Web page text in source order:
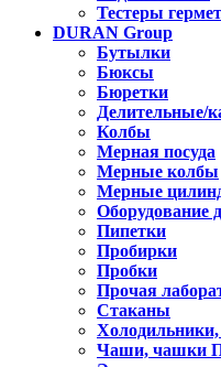
Тестеры
DURAN Group
Бутылки
Бюксы
Бюретки
Делительные/
Колбы
Мерная посуда
Мерные колбы
Мерные
Оборудование
Пипетки
Пробирки
Пробки
Прочая
Стаканы
Чаши, чашки